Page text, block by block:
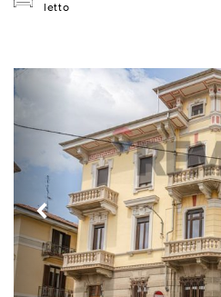
letto